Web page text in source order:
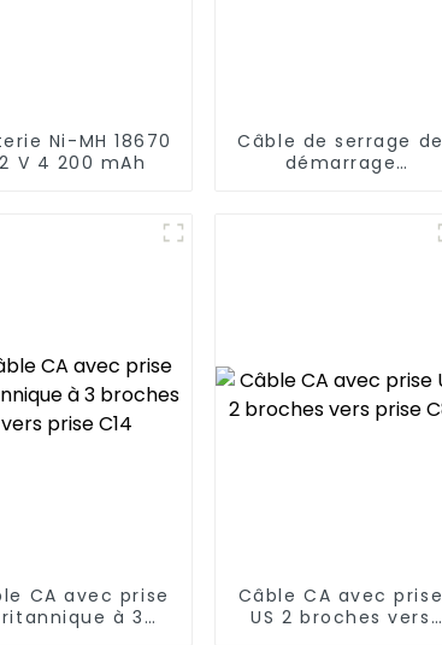
Ni-MH 18670
V 4 200 mAh
Câble de serrage de
démarrage
CA avec prise
à 3
Câble CA avec prise
US 2 broches vers